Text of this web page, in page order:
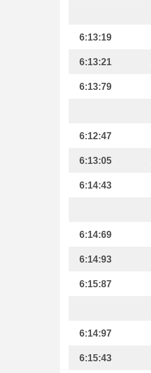
6:13:19
6:13:21
6:13:79
6:12:47
6:13:05
6:14:43
6:14:69
6:14:93
6:15:87
6:14:97
6:15:43